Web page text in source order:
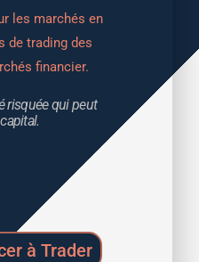
les marchés en
de trading des
financier.
risquée qui peut
à Trader